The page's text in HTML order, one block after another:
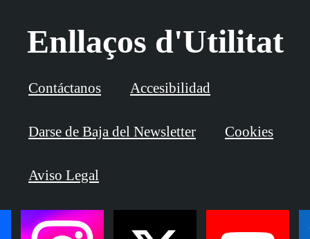
Enllaços d'Utilitat
Contáctanos Accesibilidad
Darse de Baja del Newsletter Cookies
Aviso Legal